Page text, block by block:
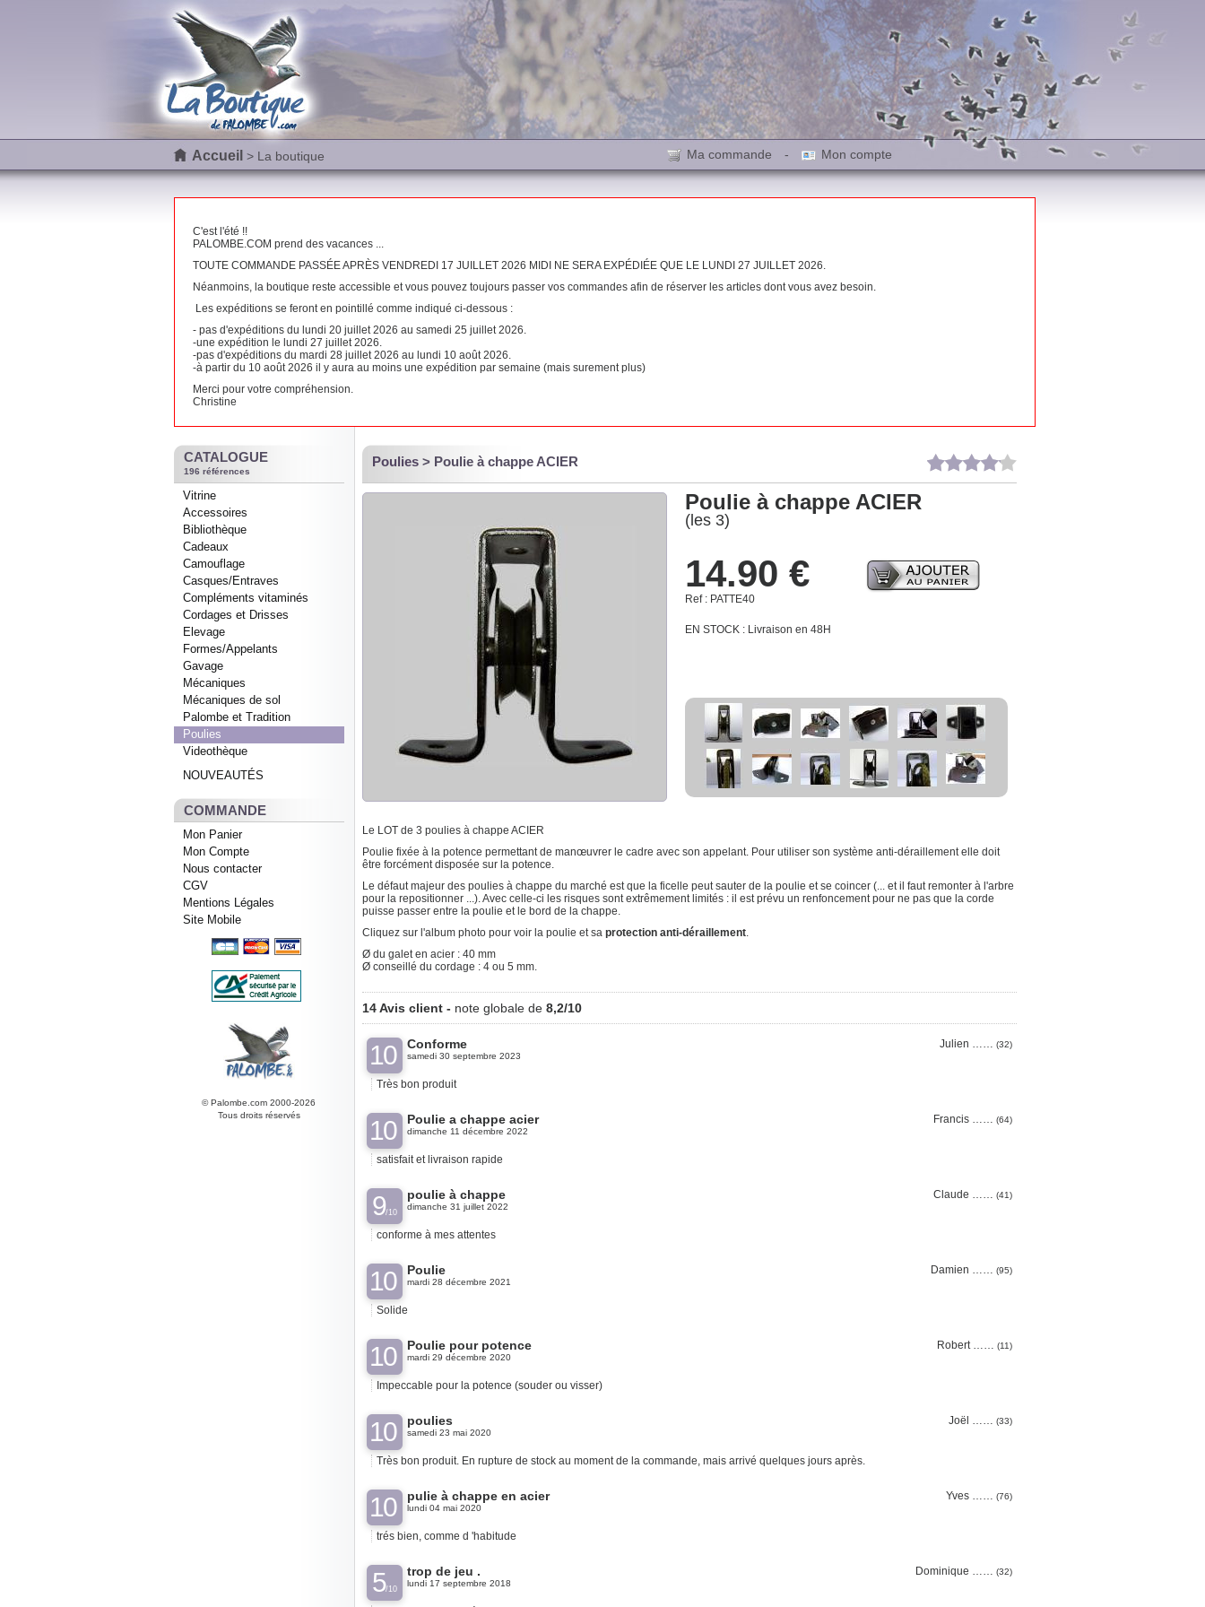
Accueil > La boutique Ma commande - Mon compte
C'est l'été !!
PALOMBE.COM prend des vacances ...
TOUTE COMMANDE PASSÉE APRÈS VENDREDI 17 JUILLET 2026 MIDI NE SERA EXPÉDIÉE QUE LE LUNDI 27 JUILLET 2026.
Néanmoins, la boutique reste accessible et vous pouvez toujours passer vos commandes afin de réserver les articles dont vous avez besoin.
Les expéditions se feront en pointillé comme indiqué ci-dessous :
- pas d'expéditions du lundi 20 juillet 2026 au samedi 25 juillet 2026.
-une expédition le lundi 27 juillet 2026.
-pas d'expéditions du mardi 28 juillet 2026 au lundi 10 août 2026.
-à partir du 10 août 2026 il y aura au moins une expédition par semaine (mais surement plus)
Merci pour votre compréhension.
Christine
CATALOGUE
196 références
Vitrine
Accessoires
Bibliothèque
Cadeaux
Camouflage
Casques/Entraves
Compléments vitaminés
Cordages et Drisses
Elevage
Formes/Appelants
Gavage
Mécaniques
Mécaniques de sol
Palombe et Tradition
Poulies
Videothèque
NOUVEAUTÉS
COMMANDE
Mon Panier
Mon Compte
Nous contacter
CGV
Mentions Légales
Site Mobile
© Palombe.com 2000-2026
Tous droits réservés
Poulies> Poulie à chappe ACIER
Poulie à chappe ACIER
(les 3)
14.90 €
Ref : PATTE40
EN STOCK: Livraison en 48H
Le LOT de 3 poulies à chappe ACIER
Poulie fixée à la potence permettant de manœuvrer le cadre avec son appelant. Pour utiliser son système anti-déraillement elle doit
être forcément disposée sur la potence.
Le défaut majeur des poulies à chappe du marché est que la ficelle peut sauter de la poulie et se coincer (... et il faut remonter à l'arbre
pour la repositionner ...). Avec celle-ci les risques sont extrêmement limités : il est prévu un renfoncement pour ne pas que la corde
puisse passer entre la poulie et le bord de la chappe.
Cliquez sur l'album photo pour voir la poulie et sa protection anti-déraillement.
Ø du galet en acier : 40 mm
Ø conseillé du cordage : 4 ou 5 mm.
14 Avis client - note globale de 8,2/10
Julien …… (32)
10 Conforme
samedi 30 septembre 2023
Très bon produit
Francis …… (64)
10 Poulie a chappe acier
dimanche 11 décembre 2022
satisfait et livraison rapide
Claude …… (41)
9/10
poulie à chappe
dimanche 31 juillet 2022
conforme à mes attentes
Damien …… (95)
10 Poulie
mardi 28 décembre 2021
Solide
Robert …… (11)
10 Poulie pour potence
mardi 29 décembre 2020
Impeccable pour la potence (souder ou visser)
Joël …… (33)
10 poulies
samedi 23 mai 2020
Très bon produit. En rupture de stock au moment de la commande, mais arrivé quelques jours après.
Yves …… (76)
10 pulie à chappe en acier
lundi 04 mai 2020
trés bien, comme d 'habitude
Dominique …… (32)
5/10
trop de jeu .
lundi 17 septembre 2018